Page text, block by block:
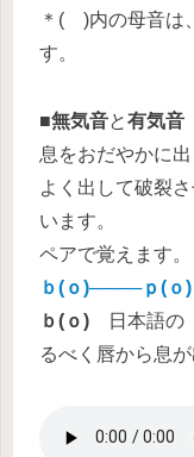
＊( )内の母音は
す。
■無気音と有気音
息をおだやかに
よく出して破裂
います。
ペアで覚えます。
ｂ(ｏ)────ｐ(ｏ)
ｂ(ｏ) 日本語の
るべく唇から息